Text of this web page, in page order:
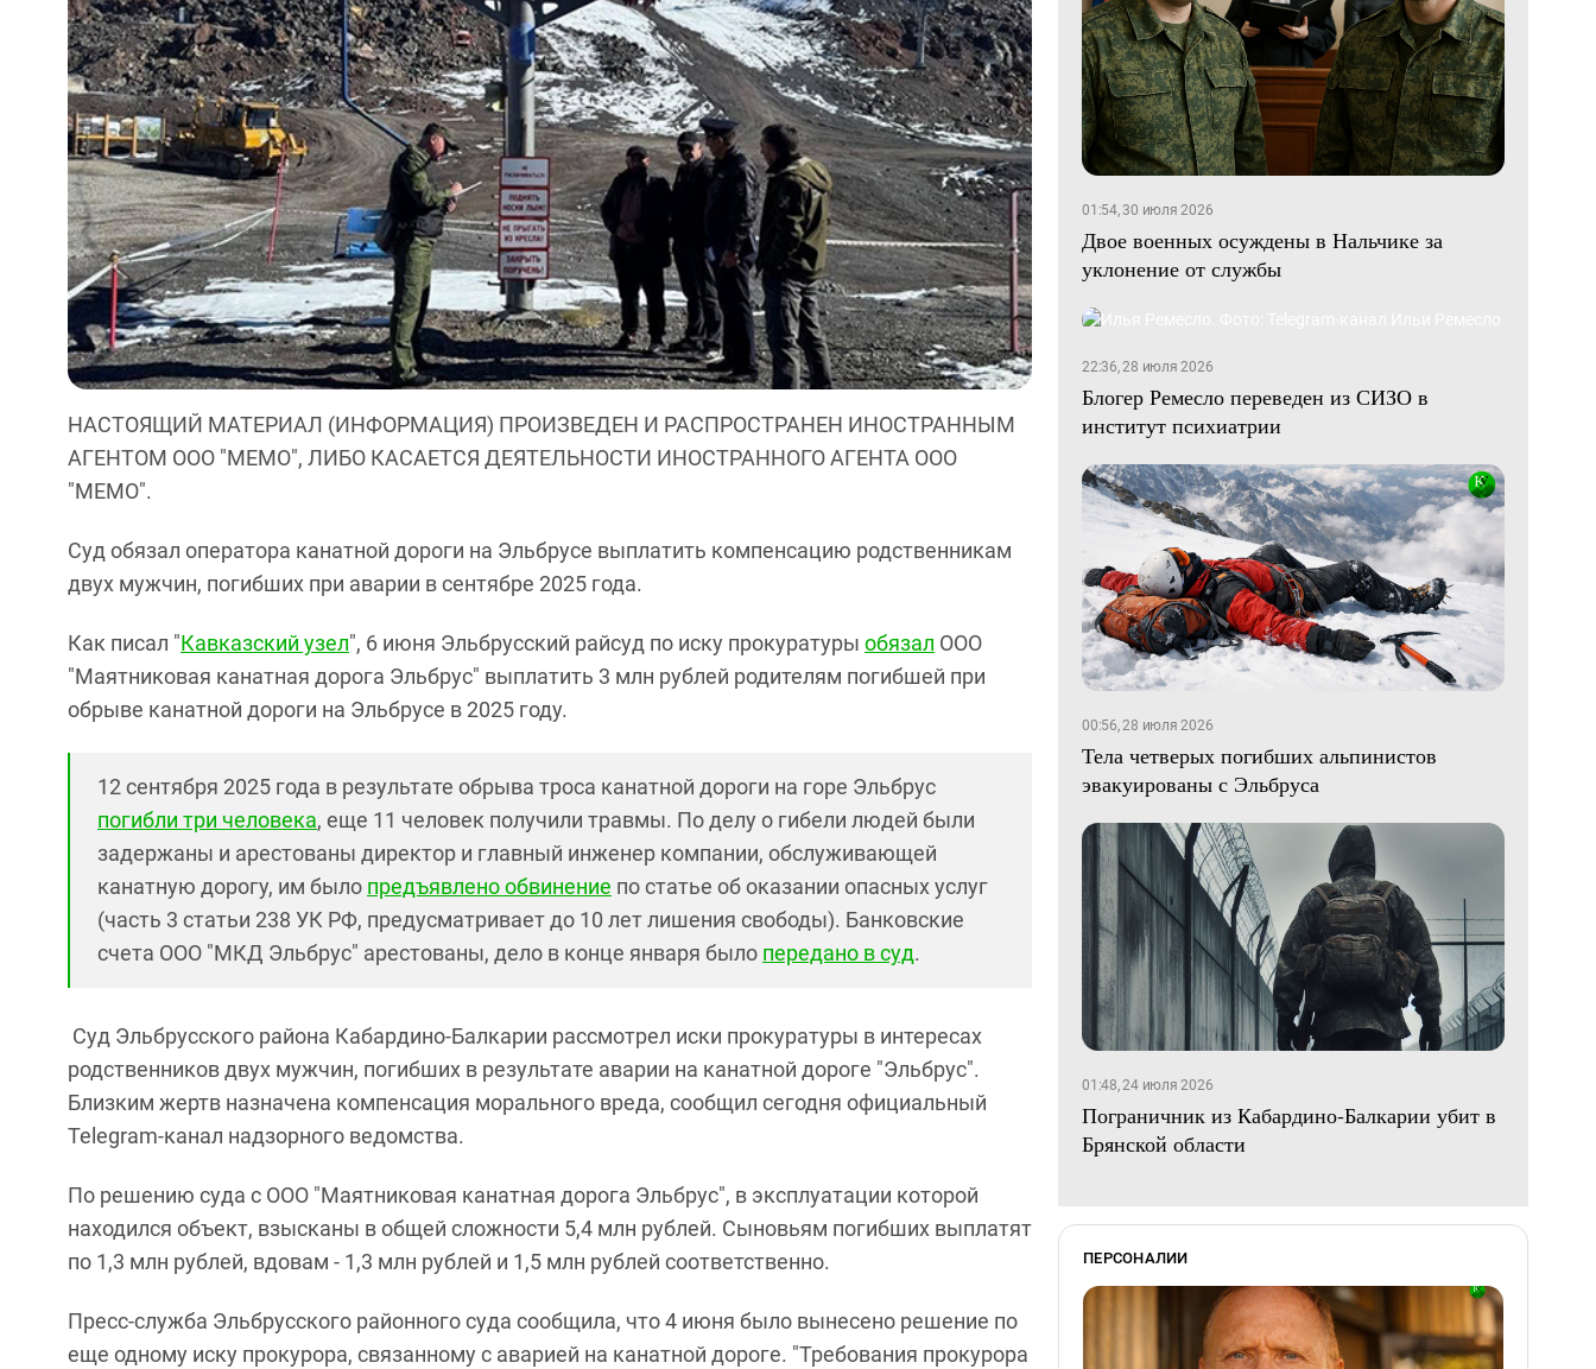
НАСТОЯЩИЙ МАТЕРИАЛ (ИНФОРМАЦИЯ) ПРОИЗВЕДЕН И РАСПРОСТРАНЕН ИНОСТРАННЫМ
АГЕНТОМ ООО "МЕМО", ЛИБО КАСАЕТСЯ ДЕЯТЕЛЬНОСТИ ИНОСТРАННОГО АГЕНТА ООО
"МЕМО".
Суд обязал оператора канатной дороги на Эльбрусе выплатить компенсацию родственникам
двух мужчин, погибших при аварии в сентябре 2025 года.
Как писал "Кавказский узел", 6 июня Эльбрусский райсуд по иску прокуратуры обязал ООО
"Маятниковая канатная дорога Эльбрус" выплатить 3 млн рублей родителям погибшей при
обрыве канатной дороги на Эльбрусе в 2025 году.
12 сентября 2025 года в результате обрыва троса канатной дороги на горе Эльбрус
погибли три человека, еще 11 человек получили травмы. По делу о гибели людей были
задержаны и арестованы директор и главный инженер компании, обслуживающей
канатную дорогу, им было предъявлено обвинение по статье об оказании опасных услуг
(часть 3 статьи 238 УК РФ, предусматривает до 10 лет лишения свободы). Банковские
счета ООО "МКД Эльбрус" арестованы, дело в конце января было передано в суд.
Суд Эльбрусского района Кабардино-Балкарии рассмотрел иски прокуратуры в интересах
родственников двух мужчин, погибших в результате аварии на канатной дороге "Эльбрус".
Близким жертв назначена компенсация морального вреда, сообщил сегодня официальный
Telegram-канал надзорного ведомства.
По решению суда с ООО "Маятниковая канатная дорога Эльбрус", в эксплуатации которой
находился объект, взысканы в общей сложности 5,4 млн рублей. Сыновьям погибших выплатят
по 1,3 млн рублей, вдовам - 1,3 млн рублей и 1,5 млн рублей соответственно.
Пресс-служба Эльбрусского районного суда сообщила, что 4 июня было вынесено решение по
еще одному иску прокурора, связанному с аварией на канатной дороге. "Требования прокурора
01:54, 30 июля 2026
Двое военных осуждены в Нальчике за
уклонение от службы
22:36, 28 июля 2026
Блогер Ремесло переведен из СИЗО в
институт психиатрии
00:56, 28 июля 2026
Тела четверых погибших альпинистов
эвакуированы с Эльбруса
01:48, 24 июля 2026
Пограничник из Кабардино-Балкарии убит в
Брянской области
ПЕРСОНАЛИИ